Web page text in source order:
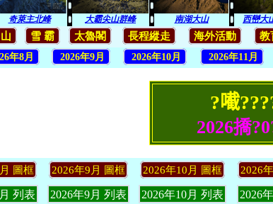
奇萊主北峰 大霸尖山群峰 南湖大山 西巒大
雪 霸 太魯閣 長程縱走 海外活動 教
年8月 2026年9月 2026年10月 2026年11月
2026撟
圖框 2026年9月 圖框 2026年10月 圖框 2026
列表 2026年9月 列表 2026年10月 列表 2026